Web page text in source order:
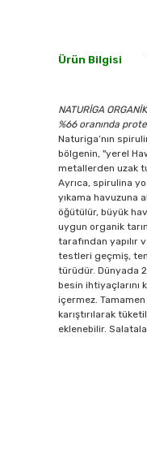
Ürün Bilgisi
NATURİGA
%66 oranında
Naturiga’nın
bölgenin, "yerel
metallerden uzak
Ayrıca, spirulina
yıkama havuzuna
öğütülür, büyük
uygun organik
tarafından yapılır
testleri geçmiş,
türüdür. Dünyada
besin ihtiyaçlarını
içermez.
karıştırılarak
eklenebilir.